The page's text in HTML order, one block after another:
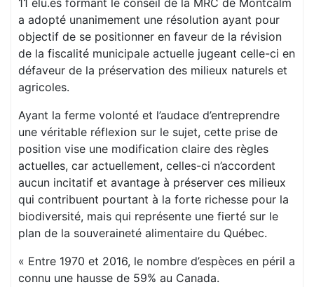
11 élu.es formant le conseil de la MRC de Montcalm
a adopté unanimement une résolution ayant pour
objectif de se positionner en faveur de la révision
de la fiscalité municipale actuelle jugeant celle-ci en
défaveur de la préservation des milieux naturels et
agricoles.
Ayant la ferme volonté et l’audace d’entreprendre
une véritable réflexion sur le sujet, cette prise de
position vise une modification claire des règles
actuelles, car actuellement, celles-ci n’accordent
aucun incitatif et avantage à préserver ces milieux
qui contribuent pourtant à la forte richesse pour la
biodiversité, mais qui représente une fierté sur le
plan de la souveraineté alimentaire du Québec.
« Entre 1970 et 2016, le nombre d’espèces en péril a
connu une hausse de 59% au Canada.